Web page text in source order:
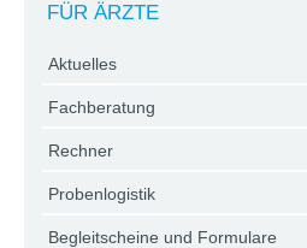
FÜR ÄRZTE
Aktuelles
Fachberatung
Rechner
Probenlogistik
Begleitscheine und Formulare